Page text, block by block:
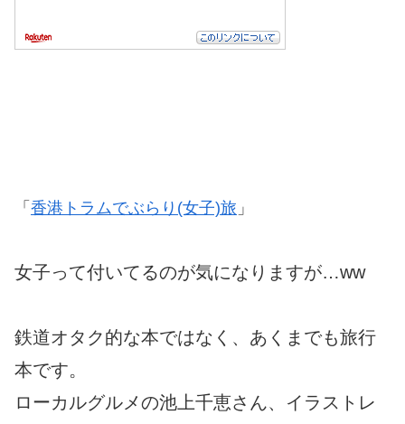
「 香港トラムでぶらり(女子)旅 」
女子って付いてるのが気になりますが…ww
鉄道オタク的な本ではなく、あくまでも旅行
本です。
ローカルグルメの池上千恵さん、イラストレ